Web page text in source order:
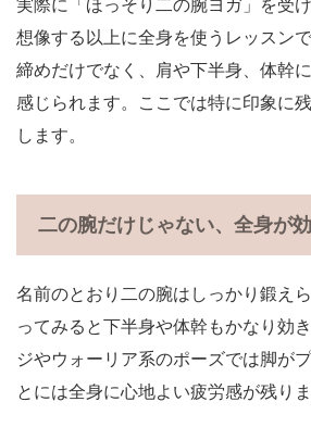
想像する以上に全身を使うレッスン
締めだけでなく、肩や下半身、体幹
感じられます。ここでは特に印象に
します。
二の腕だけじゃない、全身が効
名前のとおり二の腕はしっかり鍛え
ってみると下半身や体幹もかなり効
ジやウォーリア系のポーズでは脚が
とには全身に心地よい疲労感が残りま